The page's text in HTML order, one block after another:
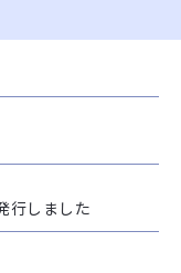
行しました